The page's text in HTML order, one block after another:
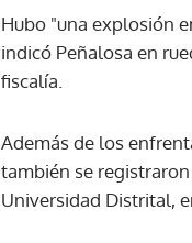
Hubo "una explosión
indicó Peñalosa en
fiscalía.
Además de los
también se
Universidad Distrital,